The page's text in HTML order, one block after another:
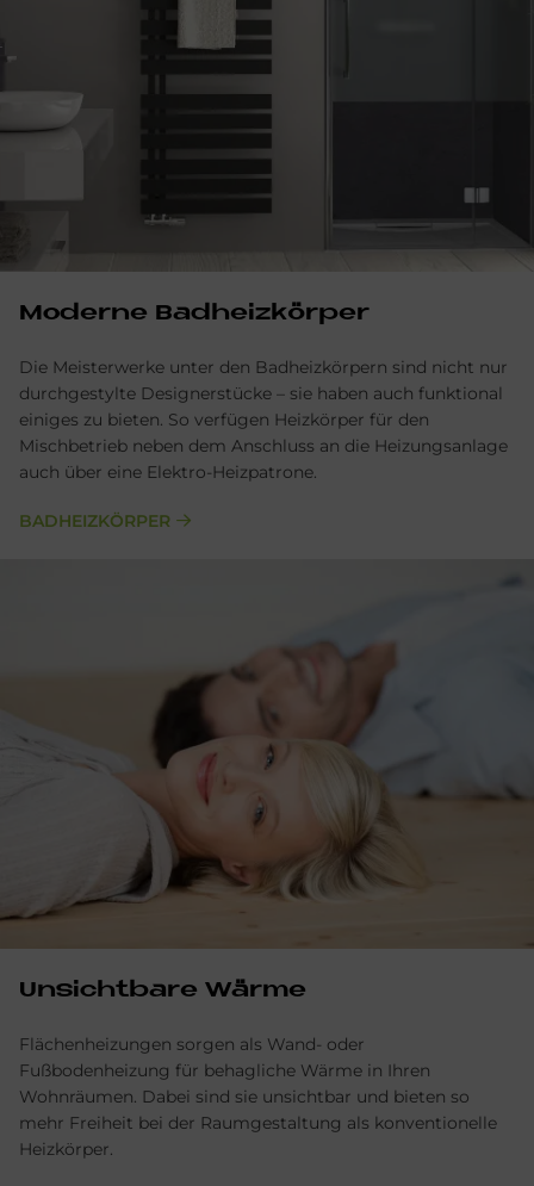
Moderne Badheizkörper
Die Meisterwerke unter den Badheizkörpern sind nicht nur
durchgestylte Designerstücke – sie haben auch funktional
einiges zu bieten. So verfügen Heizkörper für den
Mischbetrieb neben dem Anschluss an die Heizungsanlage
auch über eine Elektro-Heizpatrone.
BADHEIZKÖRPER
Unsichtbare Wärme
Flächenheizungen sorgen als Wand- oder
Fußbodenheizung für behagliche Wärme in Ihren
Wohnräumen. Dabei sind sie unsichtbar und bieten so
mehr Freiheit bei der Raumgestaltung als konventionelle
Heizkörper.